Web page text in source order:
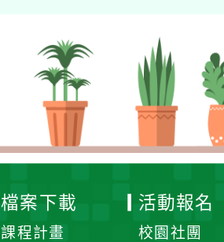
檔案下載
課程計畫
活動報名
校園社團